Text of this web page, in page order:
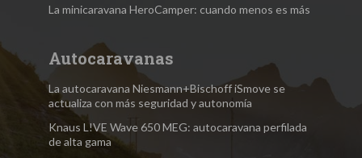
La minicaravana HeroCamper: cuando menos es más
Autocaravanas
La autocaravana Niesmann+Bischoff iSmove se
actualiza con más seguridad y autonomía
Knaus L!VE Wave 650 MEG: autocaravana perfilada
de alta gama